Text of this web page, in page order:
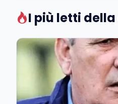
I più letti